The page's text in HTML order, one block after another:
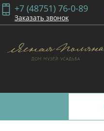
+7 (48751) 76-0-89
Заказать звонок